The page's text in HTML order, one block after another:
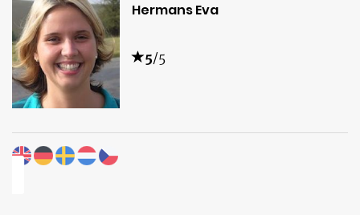
Hermans Eva
5/5